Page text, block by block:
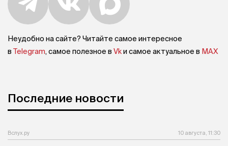
Неудобно на сайте? Читайте самое интересное
в Telegram, самое полезное в Vkи самое актуальное в MAX
Последние новости
Вслух.ру 10 августа, 11:30